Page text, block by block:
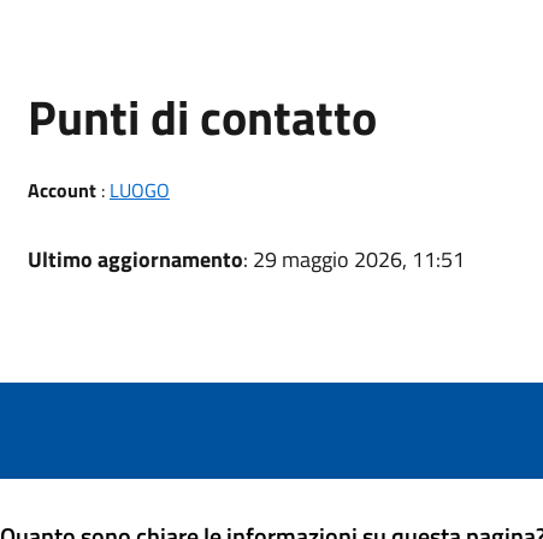
Punti di contatto
Account: LUOGO
Ultimo aggiornamento: 29 maggio 2026, 11:51